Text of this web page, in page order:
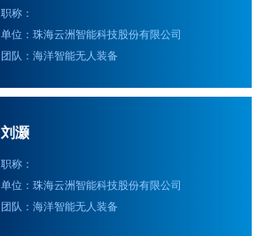
职称：
单位：珠海云洲智能科技股份有限公司
团队：海洋智能无人装备
刘灏
职称：
单位：珠海云洲智能科技股份有限公司
团队：海洋智能无人装备